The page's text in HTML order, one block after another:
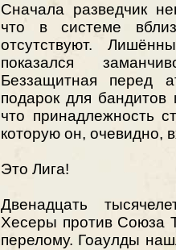
Сначала разведчик
что в системе
отсутствуют.
показался
Беззащитная перед
подарок для
что принадлежность
которую он, очевидно,
Это Лига!
Двенадцать
Хесеры против Союза
перелому. Гоаулды